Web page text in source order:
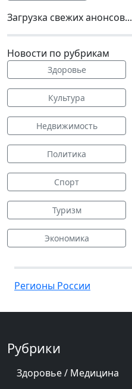
Загрузка свежих анонсов...
Новости по рубрикам
Здоровье
Культура
Недвижимость
Политика
Спорт
Туризм
Экономика
Регионы России
Рубрики
Здоровье / Медицина